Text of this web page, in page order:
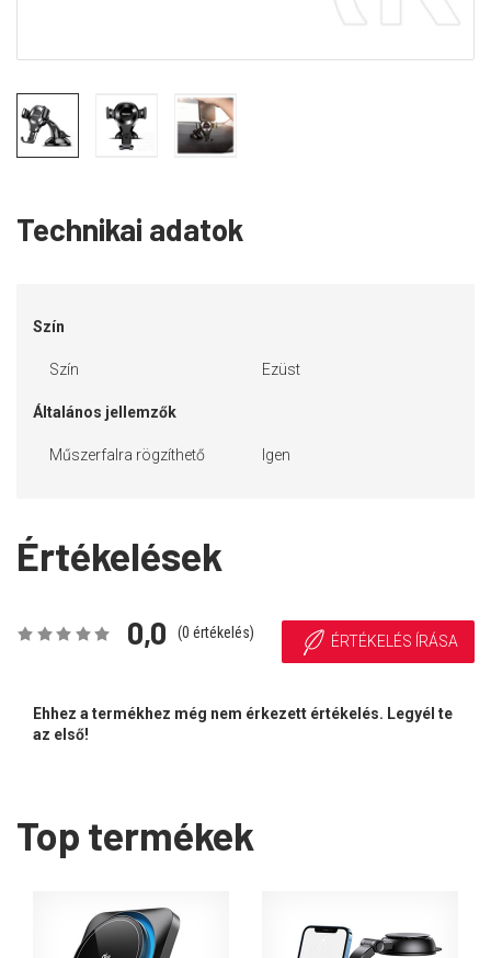
Technikai adatok
Szín
Szín Ezüst
Általános jellemzők
Műszerfalra rögzíthető Igen
Értékelések
0,0 (0 értékelés) ÉRTÉKELÉS ÍRÁSA
Ehhez a termékhez még nem érkezett értékelés. Legyél te
az első!
Top termékek